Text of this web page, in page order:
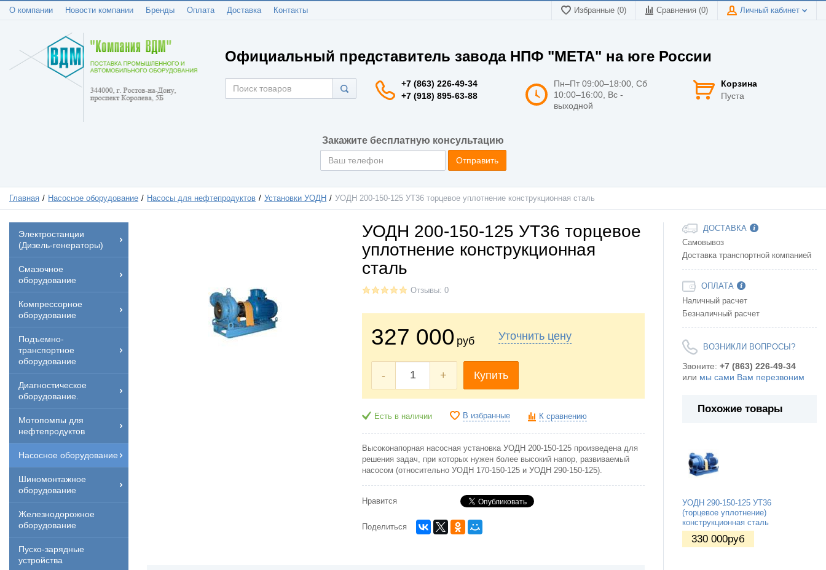
О компании Новости компании Бренды Оплата Доставка Контакты Избранные (0) Сравнения (0) Личный кабинет
Официальный представитель завода НПФ "МЕТА" на юге России
+7 (863) 226-49-34
+7 (918) 895-63-88
Пн–Пт 09:00–18:00, Сб
10:00–16:00, Вс -
выходной
Корзина
Пуста
Закажите бесплатную консультацию
Отправить
Главная Насосное оборудование Насосы для нефтепродуктов Установки УОДН УОДН 200-150-125 УТ36 торцевое уплотнение конструкционная сталь
Электростанции
(Дизель-генераторы)
Смазочное
оборудование
Компрессорное
оборудование
Подъемно-
транспортное
оборудование
Диагностическое
оборудование.
Мотопомпы для
нефтепродуктов
Насосное оборудование
Шиномонтажное
оборудование
Железнодорожное
оборудование
Пуско-зарядные
устройства
УОДН 200-150-125 УТ36 торцевое
уплотнение конструкционная
сталь
Отзывы: 0
327 000 руб
- + Купить
Уточнить цену
Есть в наличии В избранные К сравнению
Высоконапорная насосная установка УОДН 200-150-125 произведена для
решения задач, при которых нужен более высокий напор, развиваемый
насосом (относительно УОДН 170-150-125 и УОДН 290-150-125).
Нравится
Поделиться
ДОСТАВКА
Самовывоз
Доставка транспортной компанией
ОПЛАТА
Наличный расчет
Безналичный расчет
ВОЗНИКЛИ ВОПРОСЫ?
Звоните: +7 (863) 226-49-34
или мы сами Вам перезвоним
Похожие товары
УОДН 290-150-125 УТ36
(торцевое уплотнение)
конструкционная сталь
330 000руб